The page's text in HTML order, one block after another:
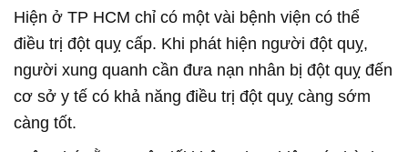
Hiện ở TP HCM chỉ có một vài bệnh viện có thể
điều trị đột quỵ cấp. Khi phát hiện người đột quỵ,
người xung quanh cần đưa nạn nhân bị đột quỵ đến
cơ sở y tế có khả năng điều trị đột quỵ càng sớm
càng tốt.